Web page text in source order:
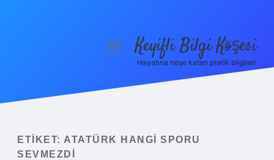
Yasal Uyarı
menüyüKeyifli Bilgi Köşesi
Hayatına neşe katan pratik bilgiler!
ETIKET: ATATÜRK HANGI SPORU
SEVMEZDI